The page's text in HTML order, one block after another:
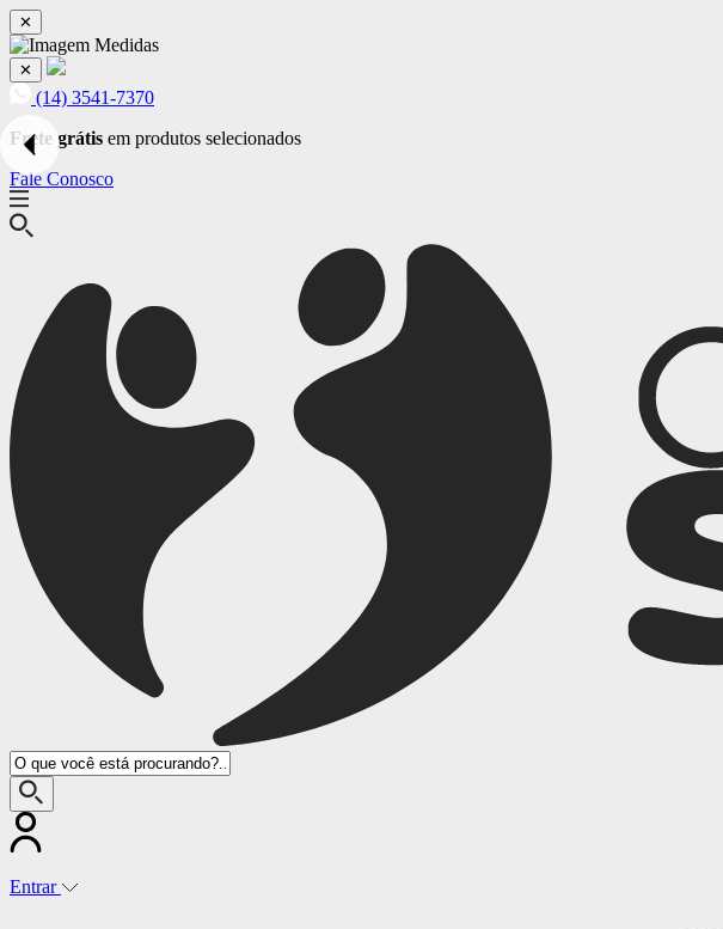
✕
✕
(14) 3541-7370
Frete grátis em produtos selecionados
Fale Conosco
Entrar